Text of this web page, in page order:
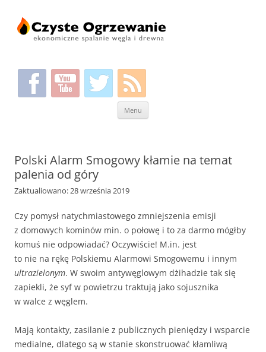
Menu
Polski Alarm Smogowy kłamie na temat
palenia od góry
Zaktualiowano: 28 września 2019
Czy pomysł natychmiastowego zmniejszenia emisji
z domowych kominów min. o połowę i to za darmo mógłby
komuś nie odpowiadać? Oczywiście! M.in. jest
to nie na rękę Polskiemu Alarmowi Smogowemu i innym
ultrazielonym. W swoim antywęglowym dżihadzie tak się
zapiekli, że syf w powietrzu traktują jako sojusznika
w walce z węglem.
Mają kontakty, zasilanie z publicznych pieniędzy i wsparcie
medialne, dlatego są w stanie skonstruować kłamliwą